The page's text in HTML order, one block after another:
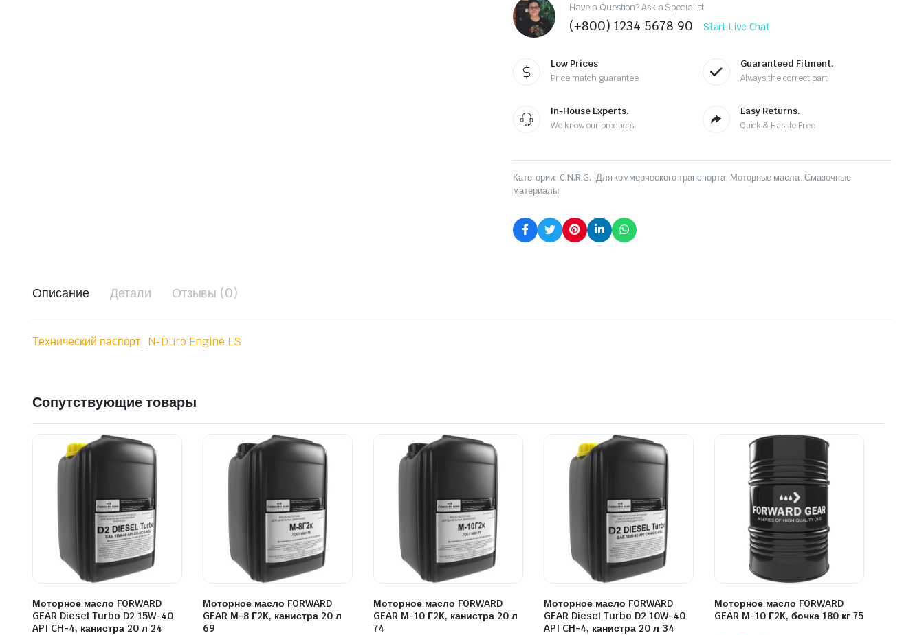
Have a Question? Ask a Specialist
(+800) 1234 5678 90 Start Live Chat
Low Prices
Price match guarantee
Guaranteed Fitment.
Always the correct part
In-House Experts.
We know our products
Easy Returns.
Quick & Hassle Free
Категории: C.N.R.G., Для коммерческого транспорта, Моторные масла,Смазочные
материалы
Описание Детали Отзывы (0)
Технический паспорт_N-Duro Engine LS
Сопутствующие товары
Моторное масло FORWARD
GEAR Diesel Turbo D2 15W-40
API CH-4, канистра 20 л 24
Моторное масло FORWARD
GEAR М-8 Г2К, канистра 20 л
69
Моторное масло FORWARD
GEAR М-10 Г2К, канистра 20 л
74
Моторное масло FORWARD
GEAR Diesel Turbo D2 10W-40
API CH-4, канистра 20 л 34
Моторное масло FORWARD
GEAR М-10 Г2К, бочка 180 кг 75